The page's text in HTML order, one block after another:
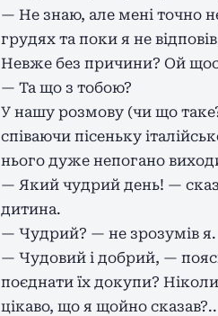
— Не знаю, але мені точно
грудях та поки я не
Невже без причини? Ой
— Та що з тобою?
У нашу розмову (чи що
співаючи пісеньку
нього дуже непогано
— Який чудрий день! —
дитина.
— Чудрий? — не зрозумів я.
— Чудовий і добрий, —
поєднати їх докупи?
цікаво, що я щойно сказав?..